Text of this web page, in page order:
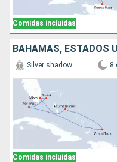
Comidas incluidas
BAHAMAS, ESTADOS
Comidas incluidas
Silver shadow 8